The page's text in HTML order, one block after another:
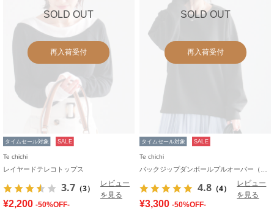
SOLD OUT
再入荷受付
タイムセール対象 SALE
Te chichi
レイヤードテレコトップス
3.7 （3）
レビュー
を見る
¥2,200 -50%OFF-
SOLD OUT
再入荷受付
タイムセール対象 SALE
Te chichi
4.8 （4）
レビュー
を見る
¥3,300 -50%OFF-